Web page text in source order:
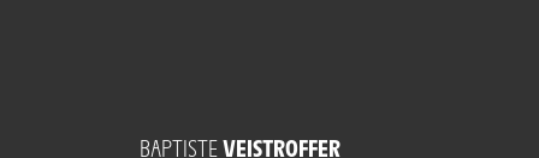
BAPTISTEVEISTROFFER